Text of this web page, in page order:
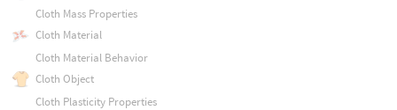
Cloth Mass Properties
Cloth Material
Cloth Material Behavior
Cloth Object
Cloth Plasticity Properties